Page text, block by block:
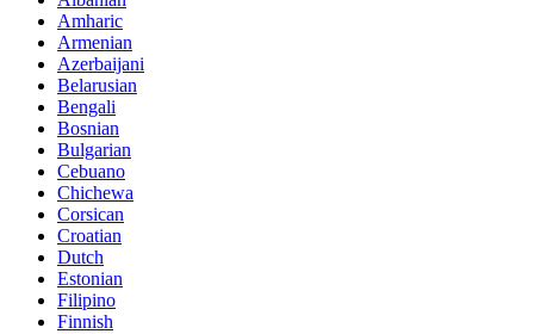
Amharic
Armenian
Azerbaijani
Belarusian
Bengali
Bosnian
Bulgarian
Cebuano
Chichewa
Corsican
Croatian
Dutch
Estonian
Filipino
Finnish